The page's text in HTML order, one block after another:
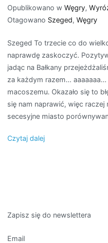
Opublikowano w Węgry,
Otagowano Szeged, Węgry
Szeged To trzecie co do
naprawdę zaskoczyć.
jadąc na Bałkany
za każdym razem…
macoszemu. Okazało się to
się nam naprawić, więc
secesyjne miasto
Czytaj dalej
Zapisz się do newslettera
Email